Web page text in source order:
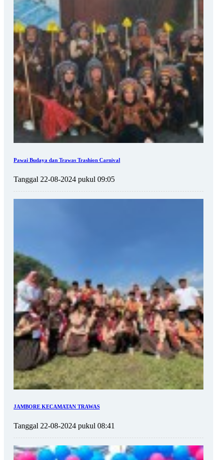
Pawai Budaya dan Trawas Trashion Carnival
Tanggal 22-08-2024 pukul 09:05
JAMBORE KECAMATAN TRAWAS
Tanggal 22-08-2024 pukul 08:41